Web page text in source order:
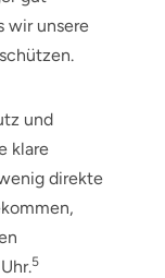
wir unsere
und
klare
direkte
5